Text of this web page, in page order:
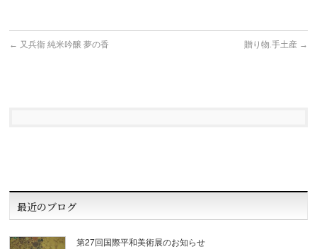
← 又兵衞 純米吟醸 夢の香 贈り物.手土産 →
最近のブログ
第27回国際平和美術展のお知らせ